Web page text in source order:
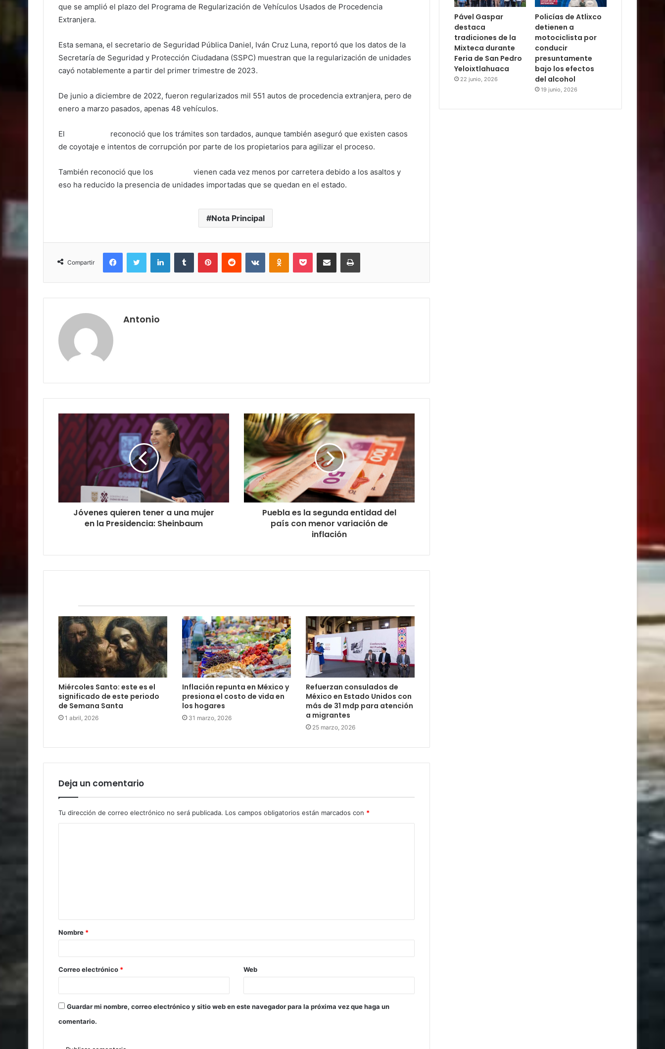
que se amplió el plazo del Programa de Regularización de Vehículos Usados de Procedencia
Extranjera.
Esta semana, el secretario de Seguridad Pública Daniel, Iván Cruz Luna, reportó que los datos de la
Secretaría de Seguridad y Protección Ciudadana (SSPC) muestran que la regularización de unidades
cayó notablemente a partir del primer trimestre de 2023.
De junio a diciembre de 2022, fueron regularizados mil 551 autos de procedencia extranjera, pero de
enero a marzo pasados, apenas 48 vehículos.
El
reconoció que los trámites son tardados, aunque también aseguró que existen casos
de coyotaje e intentos de corrupción por parte de los propietarios para agilizar el proceso.
También reconoció que los
vienen cada vez menos por carretera debido a los asaltos y
eso ha reducido la presencia de unidades importadas que se quedan en el estado.
Nota Principal
Compartir
FacebookTwitter LinkedInTumblr PinterestReddit VKontakteOdnoklassniki
Pocket Share via Email Print
Antonio
Jóvenes quieren tener a una mujer
en la Presidencia: Sheinbaum
Puebla es la segunda entidad del
país con menor variación de
inflación
Miércoles Santo: este es el
significado de este periodo
de Semana Santa
1 abril, 2026
Inflación repunta en México y
presiona el costo de vida en
los hogares
31 marzo, 2026
Refuerzan consulados de
México en Estado Unidos con
más de 31 mdp para atención
a migrantes
25 marzo, 2026
Deja un comentario
Tu dirección de correo electrónico no será publicada. Los campos obligatorios están marcados con *
Nombre *
Correo electrónico * Web
Guardar mi nombre, correo electrónico y sitio web en este navegador para la próxima vez que haga un
comentario.
Pável Gaspar
destaca
tradiciones de la
Mixteca durante
Feria de San Pedro
Yeloixtlahuaca
22 junio, 2026
Policías de Atlixco
detienen a
motociclista por
conducir
presuntamente
bajo los efectos
del alcohol
19 junio, 2026